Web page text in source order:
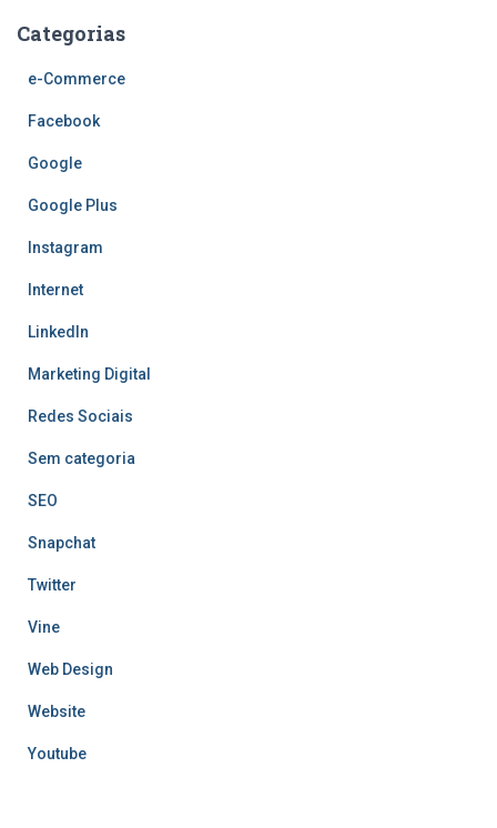
Categorias
e-Commerce
Facebook
Google
Google Plus
Instagram
Internet
LinkedIn
Marketing Digital
Redes Sociais
Sem categoria
SEO
Snapchat
Twitter
Vine
Web Design
Website
Youtube